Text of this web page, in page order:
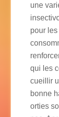
une
pour
qui les
cueillir
bonne
orties